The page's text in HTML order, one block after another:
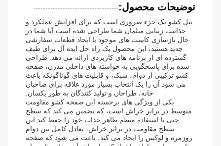
توضیحات محصول:
پنل کشو یک جزء ضروری است که برای افزایش عملکرد و
جذابیت زیبایی مبلمان شما طراحی شده است.آیا شما در
حال بازسازی کابینت های موجود یا ایجاد قطعات سفارشی
جدید هستید، این محصول یک راه حل ایده آل برای طیف
گسترده ای از برنامه های کاربردی ارائه می دهد. طراحی
شده برای پاسخگویی به خواسته های داخلی مدرن، صفحه
کشو ترکیبی از دوام، سبک، و قابلیت های گوناگونکه باعث
می شود آن را یک انتخاب بسیار مورد علاقه برای صاحبان
خانه، طراحان و تولید کنندگان به طور یکسان.
یکی از ویژگی های برجسته این صفحه کشو مقاومت
متوسط در برابر خراش است، که تضمین می کند که سطح
حتی با استفاده منظم ظاهر جذاب خود را حفظ کند.این
سطح مقاومت در برابر خراش، تعادل کامل بین دوام
روزمره و لوکس را ایجاد می کند، باعث می شود که صفحه